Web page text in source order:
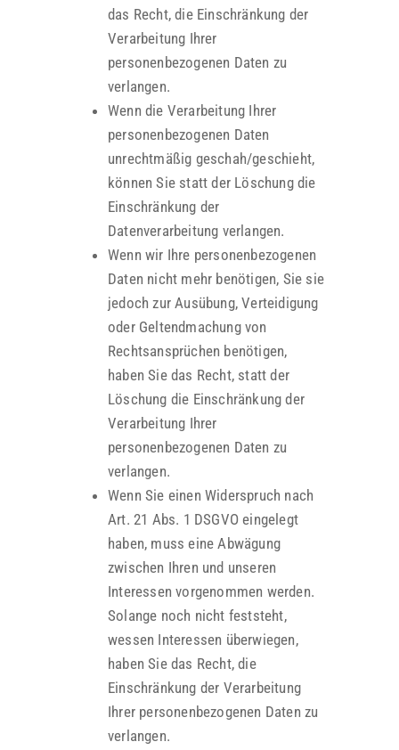
das Recht, die Einschränkung der
Verarbeitung Ihrer
personenbezogenen Daten zu
verlangen.
Wenn die Verarbeitung Ihrer
personenbezogenen Daten
unrechtmäßig geschah/geschieht,
können Sie statt der Löschung die
Einschränkung der
Datenverarbeitung verlangen.
Wenn wir Ihre personenbezogenen
Daten nicht mehr benötigen, Sie sie
jedoch zur Ausübung, Verteidigung
oder Geltendmachung von
Rechtsansprüchen benötigen,
haben Sie das Recht, statt der
Löschung die Einschränkung der
Verarbeitung Ihrer
personenbezogenen Daten zu
verlangen.
Wenn Sie einen Widerspruch nach
Art. 21 Abs. 1 DSGVO eingelegt
haben, muss eine Abwägung
zwischen Ihren und unseren
Interessen vorgenommen werden.
Solange noch nicht feststeht,
wessen Interessen überwiegen,
haben Sie das Recht, die
Einschränkung der Verarbeitung
Ihrer personenbezogenen Daten zu
verlangen.